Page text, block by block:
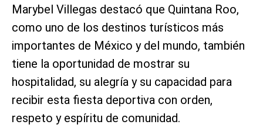
Marybel Villegas destacó que Quintana Roo,
como uno de los destinos turísticos más
importantes de México y del mundo, también
tiene la oportunidad de mostrar su
hospitalidad, su alegría y su capacidad para
recibir esta fiesta deportiva con orden,
respeto y espíritu de comunidad.